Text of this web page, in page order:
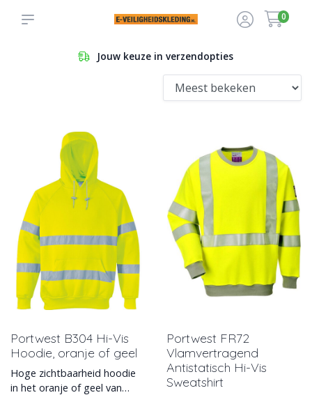
0
Jouw keuze in verzendopties
Portwest B304 Hi-Vis
Hoodie, oranje of geel
Hoge zichtbaarheid hoodie
in het oranje of geel van
Portwest FR72
Vlamvertragend
Antistatisch Hi-Vis
Sweatshirt